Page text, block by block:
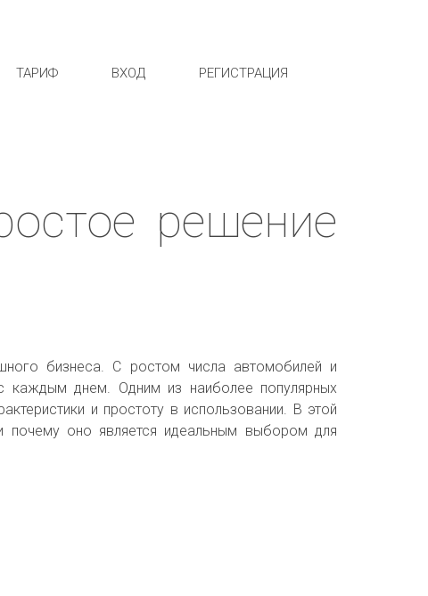
ТАРИФ ВХОД РЕГИСТРАЦИЯ
решение
бизнеса. С ростом числа автомобилей и
с каждым днем. Одним из наиболее популярных
и простоту в использовании. В этой
почему оно является идеальным выбором для